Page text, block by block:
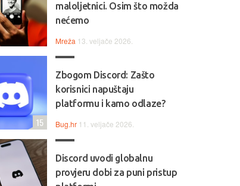
maloljetnici. Osim što možda
nećemo
Mreža 13. veljače 2026.
Zbogom Discord: Zašto
korisnici napuštaju
platformu i kamo odlaze?
Bug.hr 11. veljače 2026.
15
Discord uvodi globalnu
provjeru dobi za puni pristup